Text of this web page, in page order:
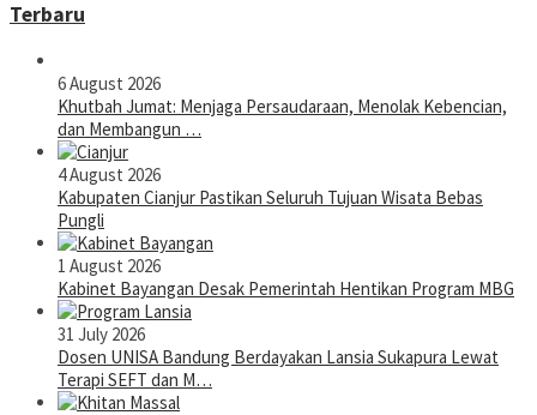
Terbaru
6 August 2026
Khutbah Jumat: Menjaga Persaudaraan, Menolak Kebencian,
dan Membangun …
4 August 2026
Kabupaten Cianjur Pastikan Seluruh Tujuan Wisata Bebas
Pungli
1 August 2026
Kabinet Bayangan Desak Pemerintah Hentikan Program MBG
31 July 2026
Dosen UNISA Bandung Berdayakan Lansia Sukapura Lewat
Terapi SEFT dan M…